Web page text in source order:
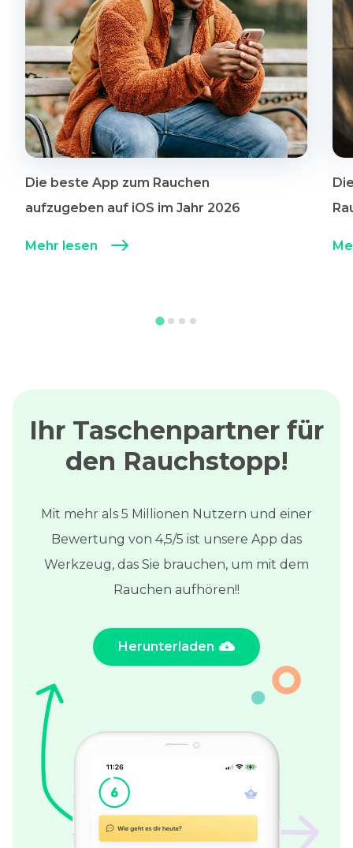
Die beste App zum Rauchen
aufzugeben auf iOS im Jahr 2026
Mehr lesen
Ihr Taschenpartner für
den Rauchstopp!
Mit mehr als 5 Millionen Nutzern und einer
Bewertung von 4,5/5 ist unsere App das
Werkzeug, das Sie brauchen, um mit dem
Rauchen aufhören!!
Herunterladen